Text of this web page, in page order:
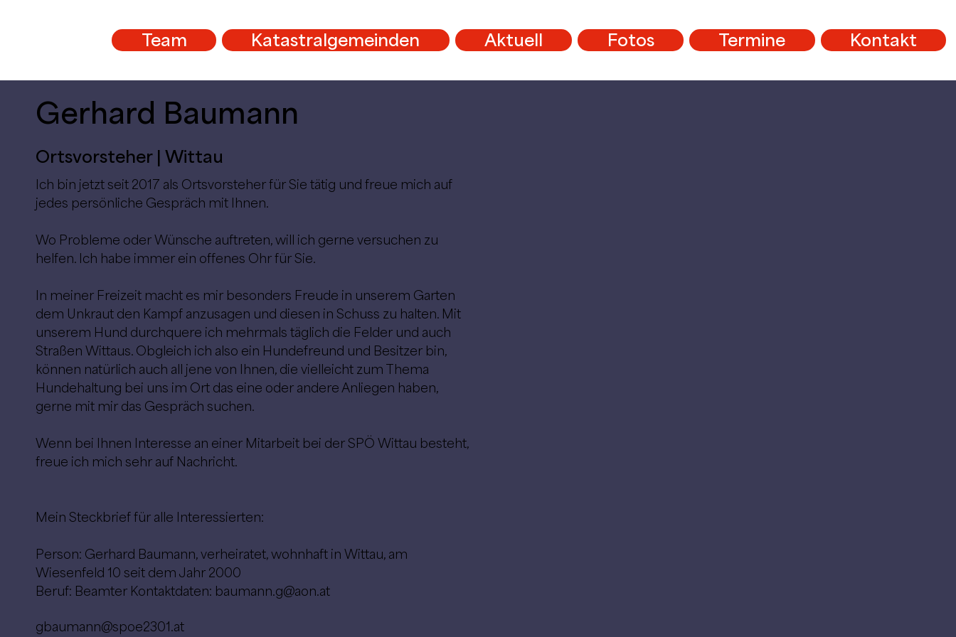
Team Katastralgemeinden Aktuell Fotos Termine Kontakt
Gerhard Baumann
Ortsvorsteher | Wittau
Ich bin jetzt seit 2017 als Ortsvorsteher für Sie tätig und freue mich auf
jedes persönliche Gespräch mit Ihnen.
Wo Probleme oder Wünsche auftreten, will ich gerne versuchen zu
helfen. Ich habe immer ein offenes Ohr für Sie.
In meiner Freizeit macht es mir besonders Freude in unserem Garten
dem Unkraut den Kampf anzusagen und diesen in Schuss zu halten. Mit
unserem Hund durchquere ich mehrmals täglich die Felder und auch
Straßen Wittaus. Obgleich ich also ein Hundefreund und Besitzer bin,
können natürlich auch all jene von Ihnen, die vielleicht zum Thema
Hundehaltung bei uns im Ort das eine oder andere Anliegen haben,
gerne mit mir das Gespräch suchen.
Wenn bei Ihnen Interesse an einer Mitarbeit bei der SPÖ Wittau besteht,
freue ich mich sehr auf Nachricht.
Mein Steckbrief für alle Interessierten:
Person: Gerhard Baumann, verheiratet, wohnhaft in Wittau, am
Wiesenfeld 10 seit dem Jahr 2000
Beruf: Beamter Kontaktdaten: baumann.g@aon.at
gbaumann@spoe2301.at